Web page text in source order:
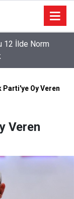
12 İlde Norm
Parti'ye Oy Veren
Veren